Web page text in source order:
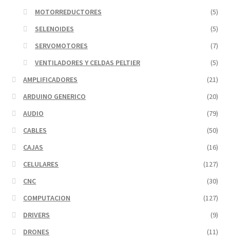
MOTORREDUCTORES
(5)
SELENOIDES
(5)
SERVOMOTORES
(7)
VENTILADORES Y CELDAS PELTIER
(5)
AMPLIFICADORES
(21)
ARDUINO GENERICO
(20)
AUDIO
(79)
CABLES
(50)
CAJAS
(16)
CELULARES
(127)
CNC
(30)
COMPUTACION
(127)
DRIVERS
(9)
DRONES
(11)